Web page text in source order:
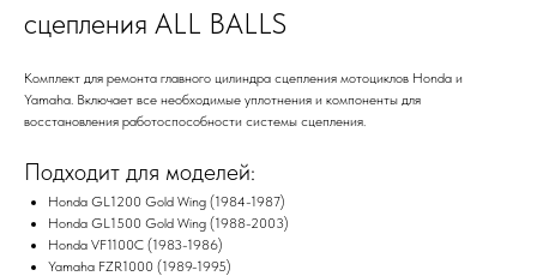
сцепления ALL BALLS
Комплект для ремонта главного цилиндра сцепления мотоциклов Honda и
Yamaha. Включает все необходимые уплотнения и компоненты для
восстановления работоспособности системы сцепления.
Подходит для моделей:
Honda GL1200 Gold Wing (1984-1987)
Honda GL1500 Gold Wing (1988-2003)
Honda VF1100C (1983-1986)
Yamaha FZR1000 (1989-1995)